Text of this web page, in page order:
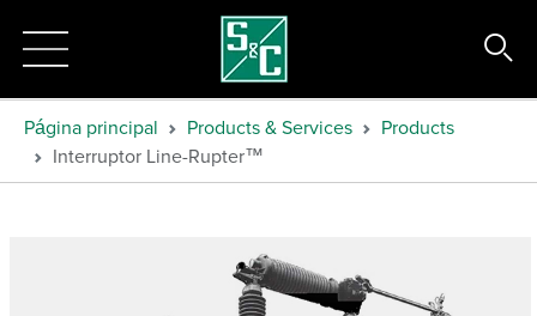
Página principal Products & Services
Products
Interruptor Line-Rupter™